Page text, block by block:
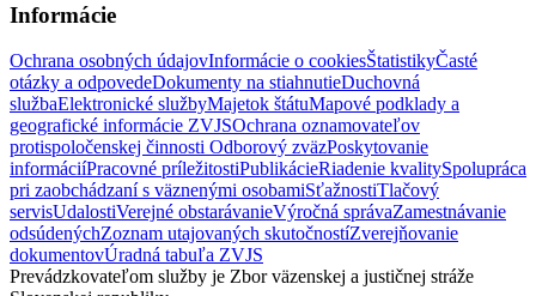
Informácie
Ochrana osobných údajovInformácie o cookiesŠtatistikyČasté
otázky a odpovedeDokumenty na stiahnutieDuchovná
službaElektronické službyMajetok štátuMapové podklady a
geografické informácie ZVJSOchrana oznamovateľov
protispoločenskej činnosti Odborový zväzPoskytovanie
informáciíPracovné príležitostiPublikácieRiadenie kvalitySpolupráca
pri zaobchádzaní s väznenými osobamiSťažnostiTlačový
servisUdalostiVerejné obstarávanieVýročná správaZamestnávanie
odsúdenýchZoznam utajovaných skutočnostíZverejňovanie
dokumentovÚradná tabuľa ZVJS
Prevádzkovateľom služby je Zbor väzenskej a justičnej stráže